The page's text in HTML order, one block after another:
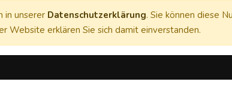
in unserer Datenschutzerklärung. Sie können diese
Website erklären Sie sich damit einverstanden.